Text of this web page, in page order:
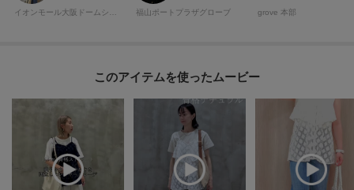
イオンモール大阪ドームシティグローブ 福山ポートプラザグローブ grove 本部
このアイテムを使ったムービー